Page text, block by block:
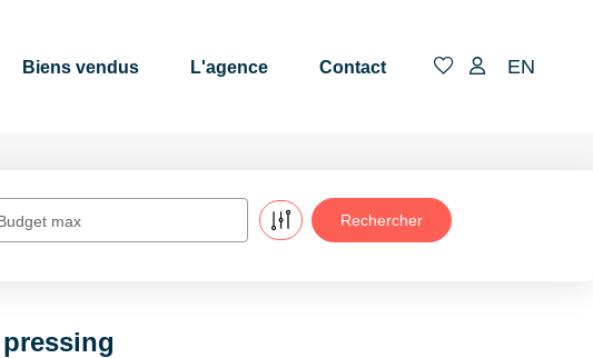
Biens vendus L'agence Contact EN
max